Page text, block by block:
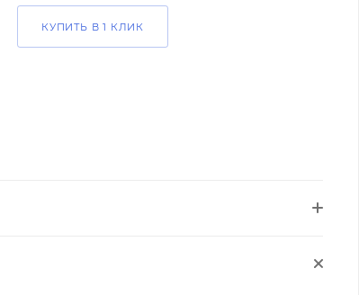
КУПИТЬ В 1 КЛИК